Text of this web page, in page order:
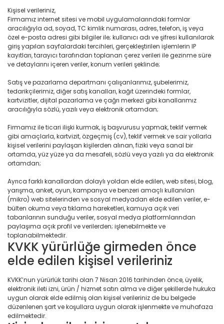
Kişisel verileriniz,
Firmamız internet sitesi ve mobil uygulamalarındaki formlar
aracılığıyla ad, soyad, TC kimlik numarası, adres, telefon, iş veya
özel e-posta adresi gibi bilgiler ile; kullanıcı adı ve şifresi kullanılarak
giriş yapılan sayfalardaki tercihleri, gerçekleştirilen işlemlerin IP
kayıtları, tarayıcı tarafından toplanan çerez verileri ile gezinme süre
ve detaylarını içeren veriler, konum verileri şeklinde;
Satış ve pazarlama departmanı çalışanlarımız, şubelerimiz,
tedarikçilerimiz, diğer satış kanalları, kağıt üzerindeki formlar,
kartvizitler, dijital pazarlama ve çağrı merkezi gibi kanallarımız
aracılığıyla sözlü, yazılı veya elektronik ortamdan;
Firmamız ile ticari ilişki kurmak, iş başvurusu yapmak, teklif vermek
gibi amaçlarla, kartvizit, özgeçmiş (cv), teklif vermek ve sair yollarla
kişisel verilerini paylaşan kişilerden alınan, fiziki veya sanal bir
ortamda, yüz yüze ya da mesafeli, sözlü veya yazılı ya da elektronik
ortamdan;
Ayrıca farklı kanallardan dolaylı yoldan elde edilen, web sitesi, blog,
yarışma, anket, oyun, kampanya ve benzeri amaçlı kullanılan
(mikro) web sitelerinden ve sosyal medyadan elde edilen veriler, e-
bülten okuma veya tıklama hareketleri, kamuya açık veri
tabanlarının sunduğu veriler, sosyal medya platformlarından
paylaşıma açık profil ve verilerden; işlenebilmekte ve
toplanabilmektedir.
KVKK yürürlüğe girmeden önce
elde edilen kişisel verileriniz
KVKK’nun yürürlük tarihi olan 7 Nisan 2016 tarihinden önce, üyelik,
elektronik ileti izni, ürün / hizmet satın alma ve diğer şekillerde hukuka
uygun olarak elde edilmiş olan kişisel verileriniz de bu belgede
düzenlenen şart ve koşullara uygun olarak işlenmekte ve muhafaza
edilmektedir.